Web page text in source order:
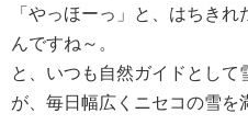
「やっほーっ」と、はちき
んですね～。
と、いつも自然ガイドとして
が、毎日幅広くニセコの雪を